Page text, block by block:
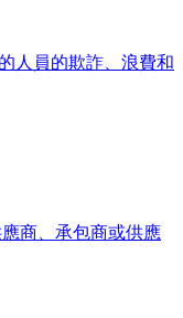
人員的欺詐、浪費和
商、承包商或供應